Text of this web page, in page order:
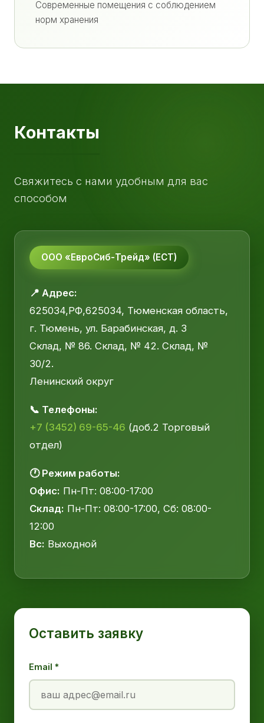
Современные помещения с соблюдением
норм хранения
Контакты
Свяжитесь с нами удобным для вас
способом
ООО «ЕвроСиб-Трейд» (ЕСТ)
📍 Адрес:
625034,РФ,625034, Тюменская область,
г. Тюмень, ул. Барабинская, д. 3
Склад, № 86. Склад, № 42. Склад, №
30/2.
Ленинский округ
📞 Телефоны:
+7 (3452) 69-65-46 (доб.2 Торговый
отдел)
🕐 Режим работы:
Офис: Пн-Пт: 08:00-17:00
Склад: Пн-Пт: 08:00-17:00, Сб: 08:00-
12:00
Вс: Выходной
Оставить заявку
Email *